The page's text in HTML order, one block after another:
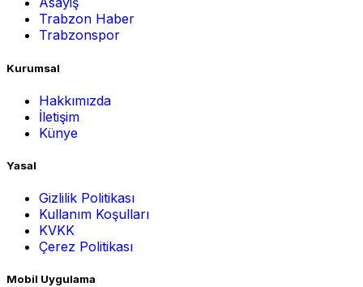
Trabzon Haber
Trabzonspor
Kurumsal
Hakkımızda
İletişim
Künye
Yasal
Gizlilik Politikası
Kullanım Koşulları
KVKK
Çerez Politikası
Mobil Uygulama